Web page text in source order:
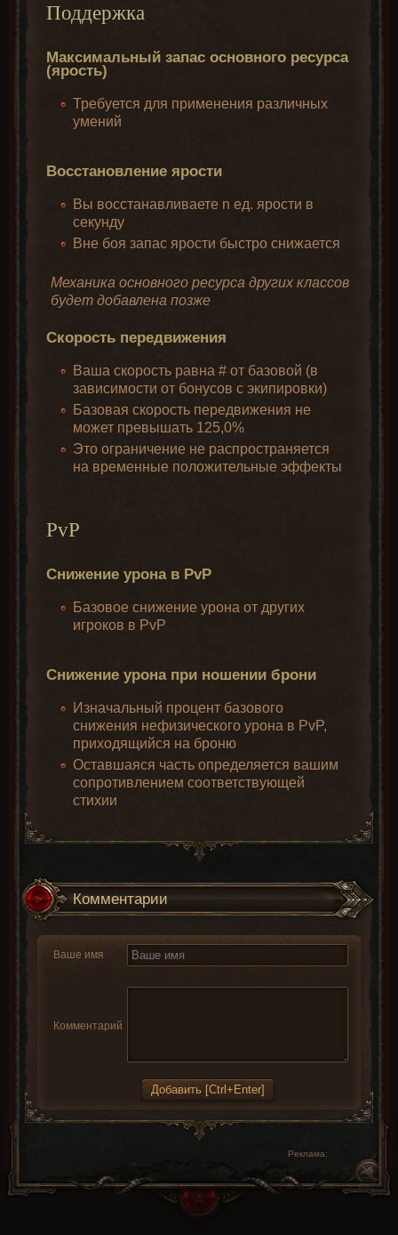
Поддержка
Максимальный запас основного ресурса
(ярость)
Требуется для применения различных
умений
Восстановление ярости
Вы восстанавливаете n ед. ярости в
секунду
Вне боя запас ярости быстро снижается
Механика основного ресурса других классов
будет добавлена позже
Скорость передвижения
Ваша скорость равна # от базовой (в
зависимости от бонусов с экипировки)
Базовая скорость передвижения не
может превышать 125,0%
Это ограничение не распространяется
на временные положительные эффекты
PvP
Снижение урона в PvP
Базовое снижение урона от других
игроков в PvP
Снижение урона при ношении брони
Изначальный процент базового
снижения нефизического урона в PvP,
приходящийся на броню
Оставшаяся часть определяется вашим
сопротивлением соответствующей
стихии
Комментарии
Ваше имя
Комментарий
Реклама: